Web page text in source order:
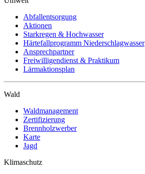
Abfallentsorgung
Aktionen
Starkregen & Hochwasser
Härtefallprogramm Niederschlagwasser
Ansprechpartner
Freiwilligendienst & Praktikum
Lärmaktionsplan
Wald
Waldmanagement
Zertifizierung
Brennholzwerber
Karte
Jagd
Klimaschutz